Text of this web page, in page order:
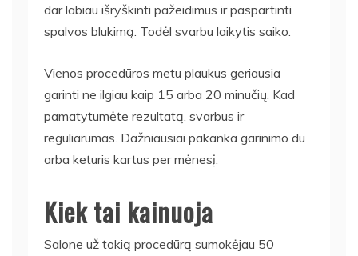
dar labiau išryškinti pažeidimus ir paspartinti
spalvos blukimą. Todėl svarbu laikytis saiko.
Vienos procedūros metu plaukus geriausia
garinti ne ilgiau kaip 15 arba 20 minučių. Kad
pamatytumėte rezultatą, svarbus ir
reguliarumas. Dažniausiai pakanka garinimo du
arba keturis kartus per mėnesį.
Kiek tai kainuoja
Salone už tokią procedūrą sumokėjau 50